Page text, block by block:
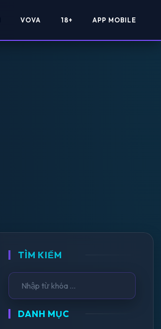
VOVA 18+ APP MOBILE
TÌM KIẾM
DANH MỤC